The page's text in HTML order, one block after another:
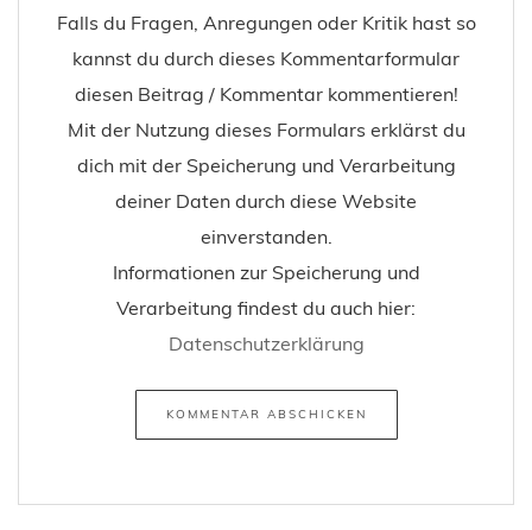
Falls du Fragen, Anregungen oder Kritik hast so
kannst du durch dieses Kommentarformular
diesen Beitrag / Kommentar kommentieren!
Mit der Nutzung dieses Formulars erklärst du
dich mit der Speicherung und Verarbeitung
deiner Daten durch diese Website
einverstanden.
Informationen zur Speicherung und
Verarbeitung findest du auch hier:
Datenschutzerklärung